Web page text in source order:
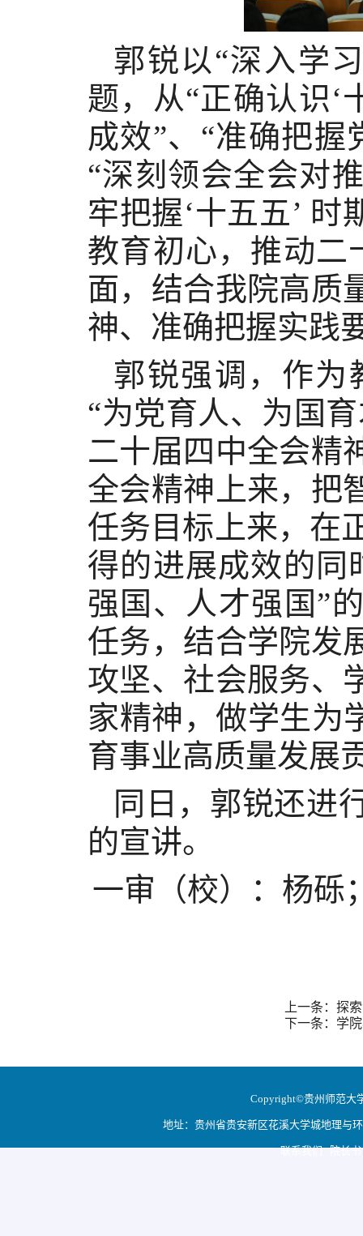
郭锐以“深入学
题，从“正确认识‘
成效”、“准确把
“深刻领会全会对
牢把握‘十五五’
教育初心，推动二
面，结合我院高质
神、准确把握实践
郭锐强调，作为
“为党育人、为国
二十届四中全会精
全会精神上来，把
任务目标上来，在
得的进展成效的同
强国、人才强国”
任务，结合学院发
攻坚、社会服务、
家精神，做学生为
育事业高质量发展
同日，郭锐还进
的宣讲。
一审（校）：杨砾
上一条：探
下一条：学
Copyright©贵州师范大
地址：贵州省贵安新区花溪大学城地理与
联系我们 院长书